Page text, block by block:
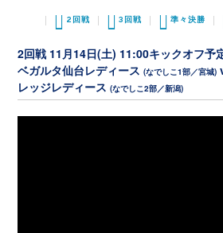
2回戦 3回戦 準々決勝
2回戦 11月14日(土) 11:00キックオフ予
ベガルタ仙台レディース(なでしこ1部／宮城)
レッジレディース(なでしこ2部／新潟)